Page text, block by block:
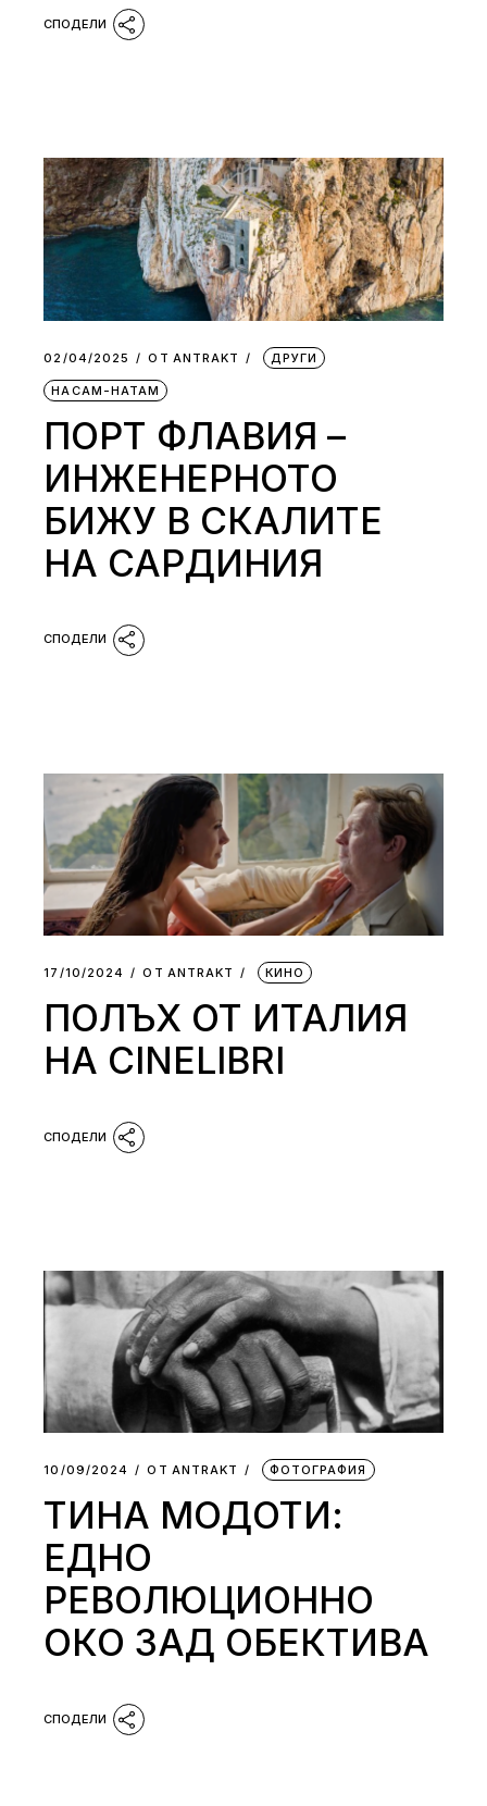
02/04/2025 ОТ АNTRAKT ДРУГИ
НАСАМ-НАТАМ
ПОРТ ФЛАВИЯ –
ИНЖЕНЕРНОТО
БИЖУ В СКАЛИТЕ
НА САРДИНИЯ
17/10/2024 ОТ АNTRAKT КИНО
ПОЛЪХ ОТ ИТАЛИЯ
НА CINELIBRI
10/09/2024 ОТ АNTRAKT ФОТОГРАФИЯ
ТИНА МОДОТИ:
ЕДНО
РЕВОЛЮЦИОННО
ОКО ЗАД ОБЕКТИВА